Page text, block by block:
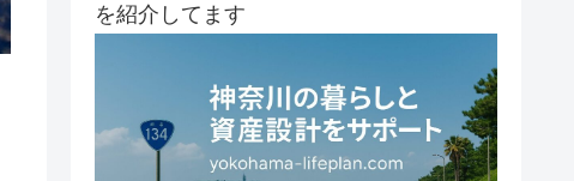
を紹介してます